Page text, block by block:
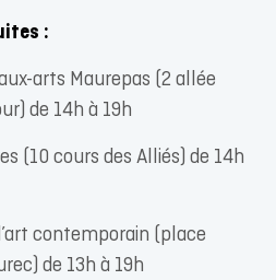
:
arts Maurepas (2 allée
de 14h à 19h
(10 cours des Alliés) de 14h
contemporain (place
de 13h à 19h